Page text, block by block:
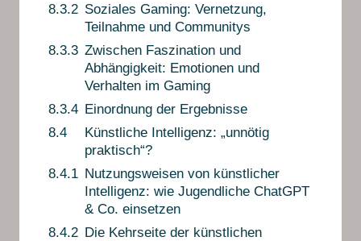
8.3.2 Soziales Gaming: Vernetzung,
Teilnahme und Communitys
8.3.3 Zwischen Faszination und
Abhängigkeit: Emotionen und
Verhalten im Gaming
8.3.4 Einordnung der Ergebnisse
8.4
Künstliche Intelligenz: „unnötig
praktisch“?
8.4.1 Nutzungsweisen von künstlicher
Intelligenz: wie Jugendliche ChatGPT
& Co. einsetzen
8.4.2 Die Kehrseite der künstlichen